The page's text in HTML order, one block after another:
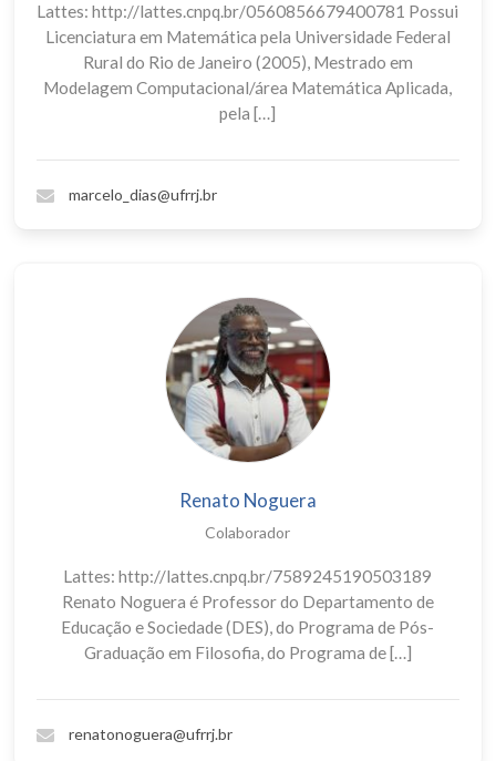
Lattes: http://lattes.cnpq.br/0560856679400781 Possui
Licenciatura em Matemática pela Universidade Federal
Rural do Rio de Janeiro (2005), Mestrado em
Modelagem Computacional/área Matemática Aplicada,
pela […]
marcelo_dias@ufrrj.br
Renato Noguera
Colaborador
Lattes: http://lattes.cnpq.br/7589245190503189
Renato Noguera é Professor do Departamento de
Educação e Sociedade (DES), do Programa de Pós-
Graduação em Filosofia, do Programa de […]
renatonoguera@ufrrj.br